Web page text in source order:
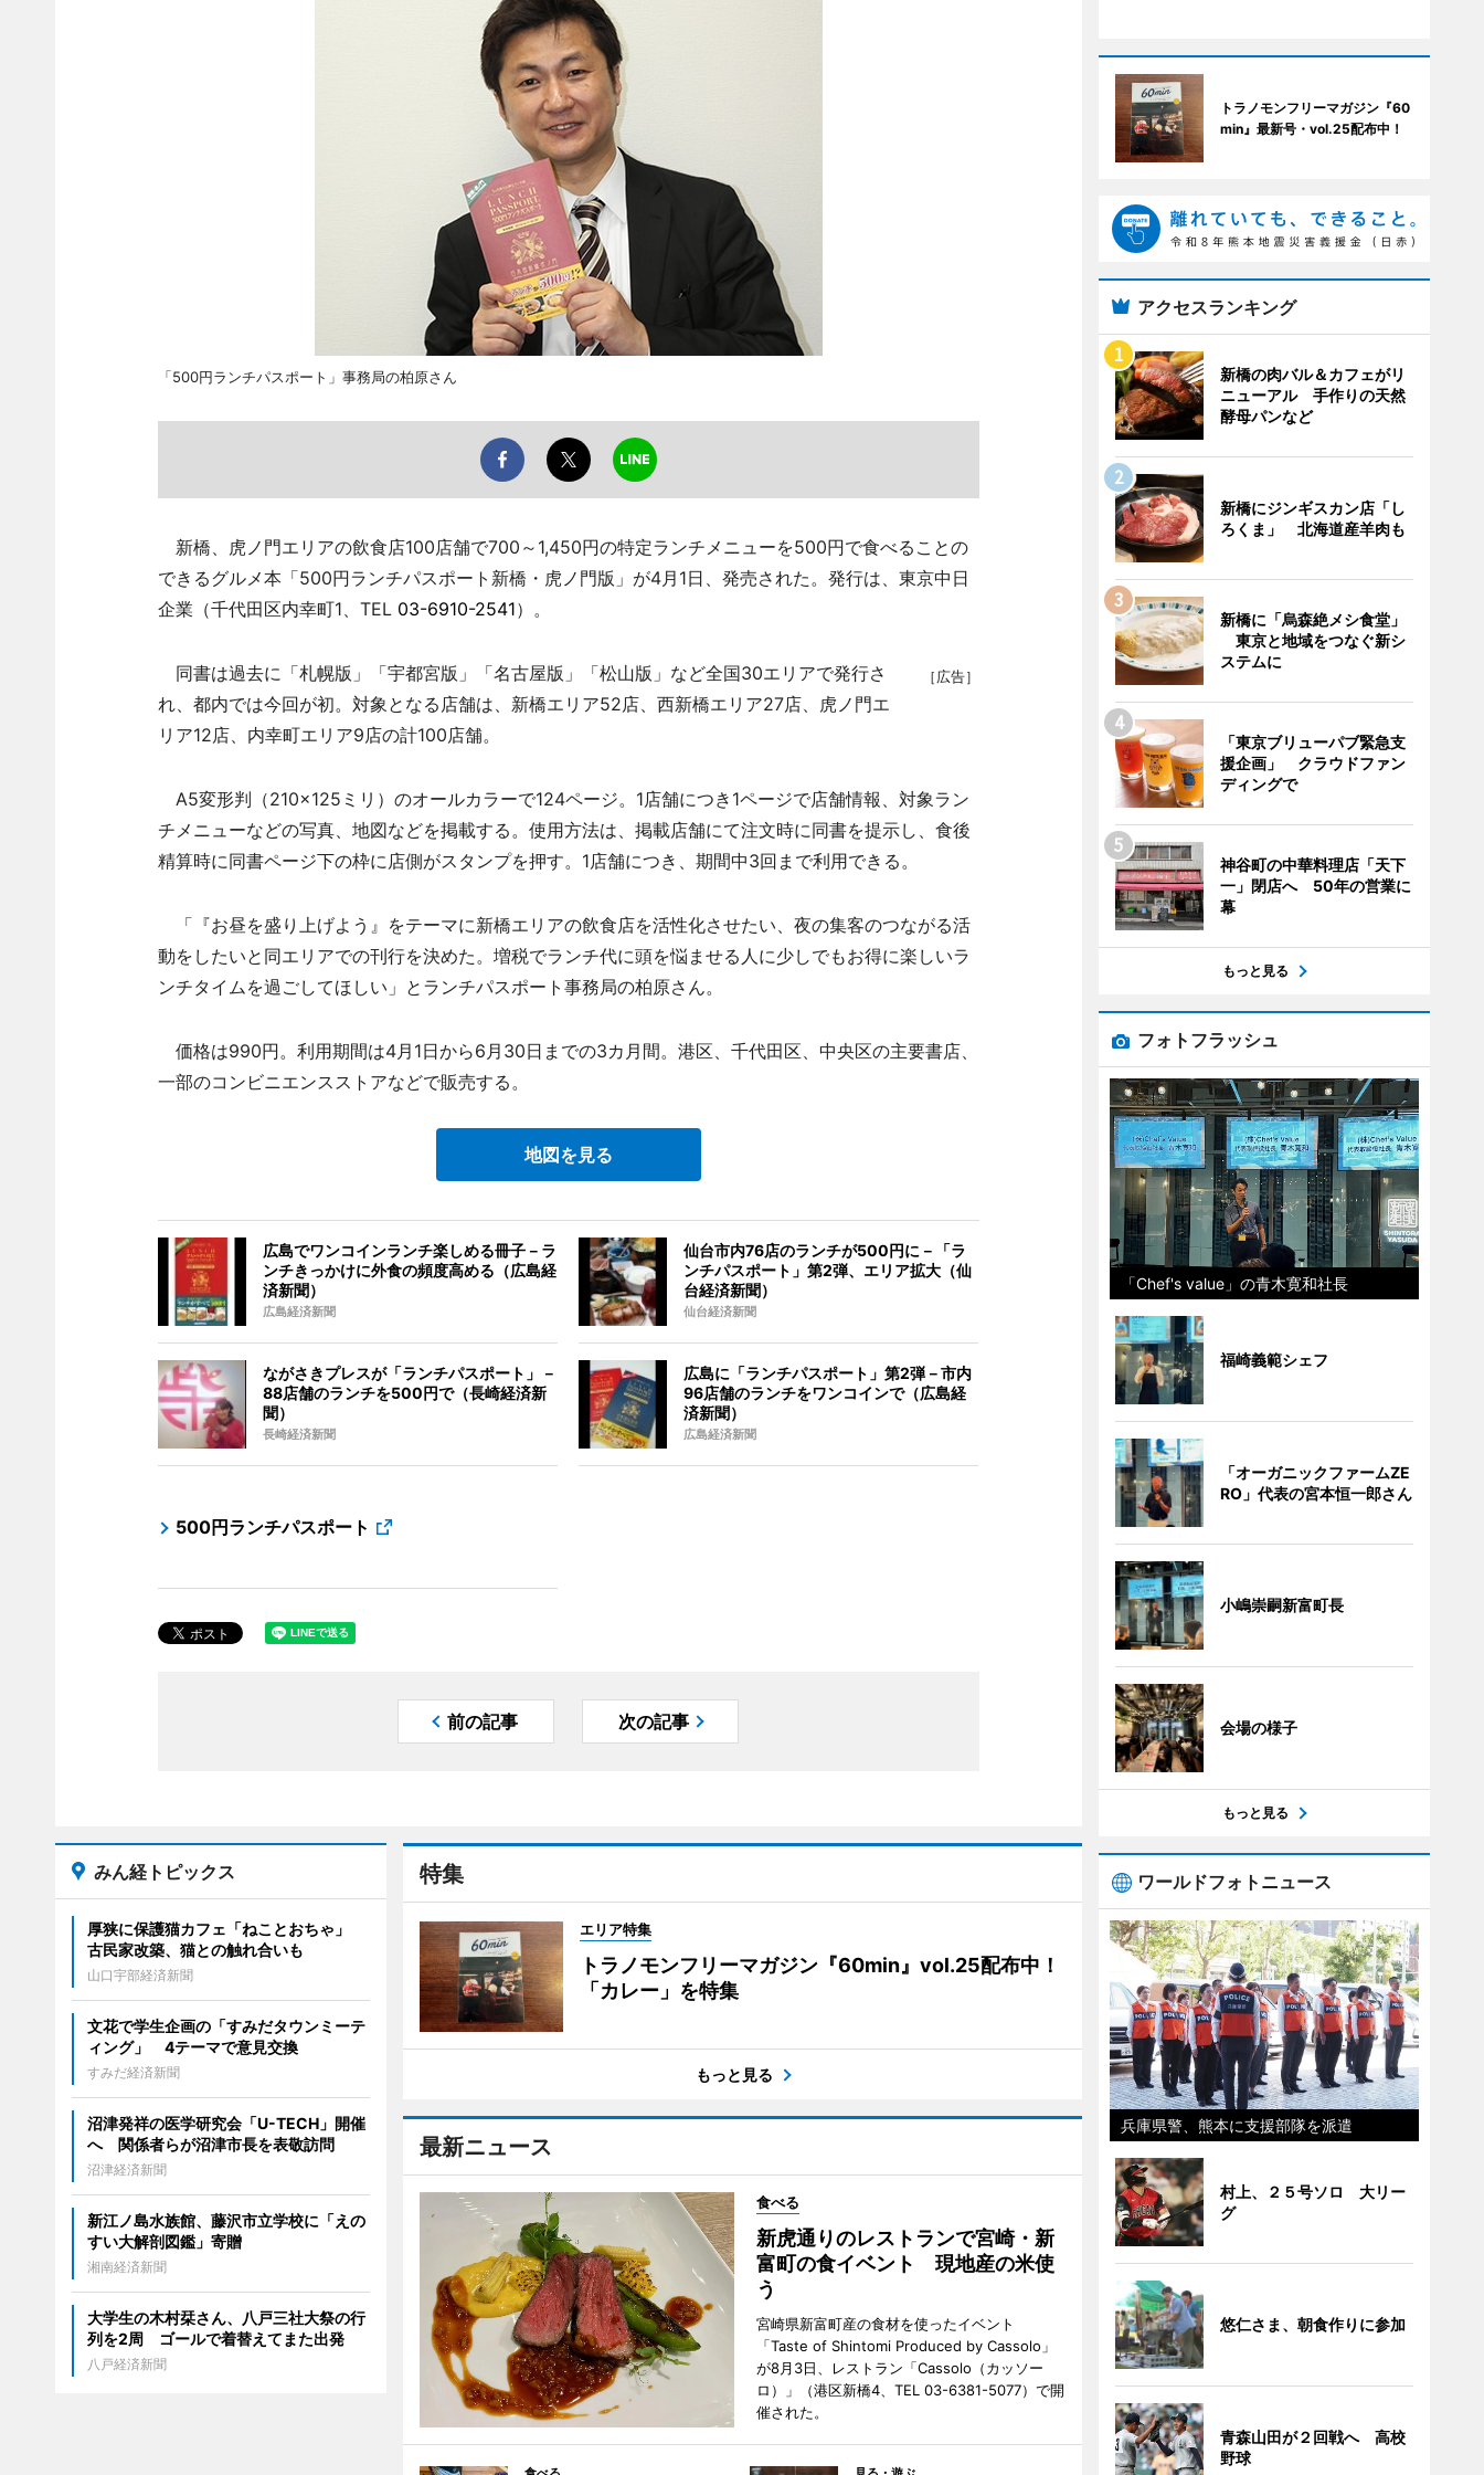
「500円ランチパスポート」事務局の柏原さん
新橋、虎ノ門エリアの飲食店100店舗で700～1,450円の特定ランチメニューを500円で食べることの
できるグルメ本「500円ランチパスポート新橋・虎ノ門版」が4月1日、発売された。発行は、東京中日
企業（千代田区内幸町1、TEL 03-6910-2541）。
［広告］
同書は過去に「札幌版」「宇都宮版」「名古屋版」「松山版」など全国30エリアで発行さ
れ、都内では今回が初。対象となる店舗は、新橋エリア52店、西新橋エリア27店、虎ノ門エ
リア12店、内幸町エリア9店の計100店舗。
A5変形判（210×125ミリ）のオールカラーで124ページ。1店舗につき1ページで店舗情報、対象ラン
チメニューなどの写真、地図などを掲載する。使用方法は、掲載店舗にて注文時に同書を提示し、食後
精算時に同書ページ下の枠に店側がスタンプを押す。1店舗につき、期間中3回まで利用できる。
「『お昼を盛り上げよう』をテーマに新橋エリアの飲食店を活性化させたい、夜の集客のつながる活
動をしたいと同エリアでの刊行を決めた。増税でランチ代に頭を悩ませる人に少しでもお得に楽しいラ
ンチタイムを過ごしてほしい」とランチパスポート事務局の柏原さん。
価格は990円。利用期間は4月1日から6月30日までの3カ月間。港区、千代田区、中央区の主要書店、
一部のコンビニエンスストアなどで販売する。
地図を見る
広島でワンコインランチ楽しめる冊子－ラ
ンチきっかけに外食の頻度高める（広島経
済新聞）
広島経済新聞
仙台市内76店のランチが500円に－「ラ
ンチパスポート」第2弾、エリア拡大（仙
台経済新聞）
仙台経済新聞
ながさきプレスが「ランチパスポート」－
88店舗のランチを500円で（長崎経済新
聞）
長崎経済新聞
広島に「ランチパスポート」第2弾－市内
96店舗のランチをワンコインで（広島経
済新聞）
広島経済新聞
500円ランチパスポート
前の記事 次の記事
特集
エリア特集
トラノモンフリーマガジン『60min』vol.25配布中！
「カレー」を特集
もっと見る
最新ニュース
食べる
新虎通りのレストランで宮崎・新
富町の食イベント 現地産の米使
う
宮崎県新富町産の食材を使ったイベント
「Taste of Shintomi Produced by Cassolo」
が8月3日、レストラン「Cassolo（カッソー
ロ）」（港区新橋4、TEL 03-6381-5077）で開
催された。
みん経トピックス
厚狭に保護猫カフェ「ねことおちゃ」
古民家改築、猫との触れ合いも
山口宇部経済新聞
文花で学生企画の「すみだタウンミーテ
ィング」 4テーマで意見交換
すみだ経済新聞
沼津発祥の医学研究会「U-TECH」開催
へ 関係者らが沼津市長を表敬訪問
沼津経済新聞
新江ノ島水族館、藤沢市立学校に「えの
すい大解剖図鑑」寄贈
湘南経済新聞
大学生の木村栞さん、八戸三社大祭の行
列を2周 ゴールで着替えてまた出発
八戸経済新聞
トラノモンフリーマガジン『60
min』最新号・vol.25配布中！
アクセスランキング
新橋の肉バル＆カフェがリ
ニューアル 手作りの天然
酵母パンなど
新橋にジンギスカン店「し
ろくま」 北海道産羊肉も
新橋に「烏森絶メシ食堂」
東京と地域をつなぐ新シ
ステムに
「東京ブリューパブ緊急支
援企画」 クラウドファン
ディングで
神谷町の中華料理店「天下
一」閉店へ 50年の営業に
幕
もっと見る
フォトフラッシュ
「Chef's value」の青木寛和社長
福崎義範シェフ
「オーガニックファームZE
RO」代表の宮本恒一郎さん
小嶋崇嗣新富町長
会場の様子
もっと見る
ワールドフォトニュース
兵庫県警、熊本に支援部隊を派遣
村上、２５号ソロ 大リー
グ
悠仁さま、朝食作りに参加
青森山田が２回戦へ 高校
野球